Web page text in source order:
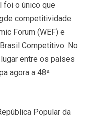
foi o único que
de competitividade
Forum (WEF) e
Competitivo. No
entre os países
agora a 48ª
Popular da